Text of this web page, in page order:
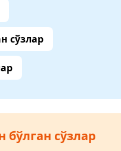
сўзлар
сўзлар